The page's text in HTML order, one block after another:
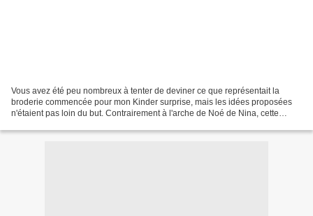
Vous avez été peu nombreux à tenter de deviner ce que représentait la
broderie commencée pour mon Kinder surprise, mais les idées proposées
n'étaient pas loin du but. Contrairement à l'arche de Noé de Nina, cette